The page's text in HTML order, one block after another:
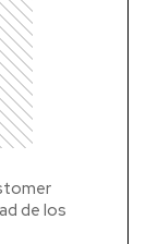
de los